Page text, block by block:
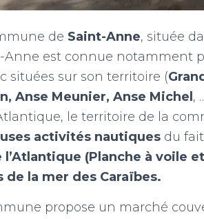
de Saint-Anne, située
Anne est connue notamment
situées sur son territoire (
Anse Meunier, Anse Michel,
le territoire de la
activités nautiques du
(Planche à voile
de la mer des Caraïbes.
propose un marché